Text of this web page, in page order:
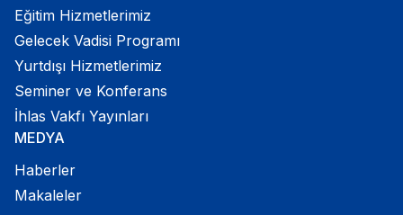
Eğitim Hizmetlerimiz
Gelecek Vadisi Programı
Yurtdışı Hizmetlerimiz
Seminer ve Konferans
İhlas Vakfı Yayınları
MEDYA
Haberler
Makaleler